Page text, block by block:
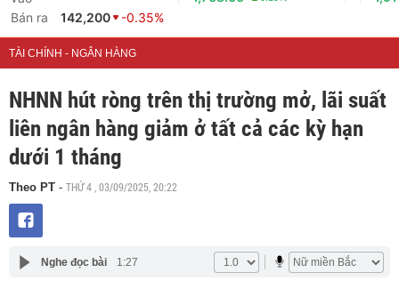
Bán ra
142,200 -0.35%
TÀI CHÍNH - NGÂN HÀNG
NHNN hút ròng trên thị trường mở, lãi suất
liên ngân hàng giảm ở tất cả các kỳ hạn
dưới 1 tháng
Theo PT - THỨ 4 , 03/09/2025, 20:22
Nghe đọc bài 1:27